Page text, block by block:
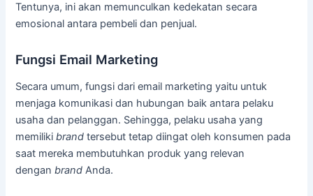
Tentunya, ini akan memunculkan kedekatan secara
emosional antara pembeli dan penjual.
Fungsi Email Marketing
Secara umum, fungsi dari email marketing yaitu untuk
menjaga komunikasi dan hubungan baik antara pelaku
usaha dan pelanggan. Sehingga, pelaku usaha yang
memilikibrand tersebut tetap diingat oleh konsumen pada
saat mereka membutuhkan produk yang relevan
denganbrandAnda.